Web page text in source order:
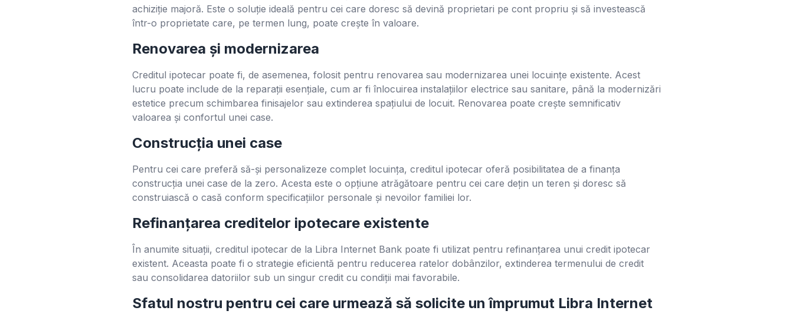
achiziție majoră. Este o soluție ideală pentru cei care doresc să devină proprietari pe cont propriu și să investească
într-o proprietate care, pe termen lung, poate crește în valoare.
Renovarea și modernizarea
Creditul ipotecar poate fi, de asemenea, folosit pentru renovarea sau modernizarea unei locuințe existente. Acest
lucru poate include de la reparații esențiale, cum ar fi înlocuirea instalațiilor electrice sau sanitare, până la modernizări
estetice precum schimbarea finisajelor sau extinderea spațiului de locuit. Renovarea poate crește semnificativ
valoarea și confortul unei case.
Construcția unei case
Pentru cei care preferă să-și personalizeze complet locuința, creditul ipotecar oferă posibilitatea de a finanța
construcția unei case de la zero. Acesta este o opțiune atrăgătoare pentru cei care dețin un teren și doresc să
construiască o casă conform specificațiilor personale și nevoilor familiei lor.
Refinanțarea creditelor ipotecare existente
În anumite situații, creditul ipotecar de la Libra Internet Bank poate fi utilizat pentru refinanțarea unui credit ipotecar
existent. Aceasta poate fi o strategie eficientă pentru reducerea ratelor dobânzilor, extinderea termenului de credit
sau consolidarea datoriilor sub un singur credit cu condiții mai favorabile.
Sfatul nostru pentru cei care urmează să solicite un împrumut Libra Internet